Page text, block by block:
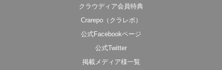
クラウディア会員特典
Crarepo（クラレポ）
公式Facebookページ
公式Twitter
掲載メディア様一覧